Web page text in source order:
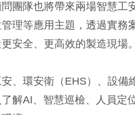
團隊也將帶來兩場智慧
理等應用主題，透過實
安全、更高效的製造現場。
、環安衛（EHS）、設
解AI、智慧巡檢、人員定